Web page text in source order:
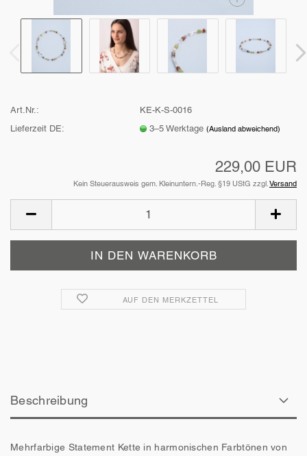
Art.Nr.:
KE-K-S-0016
Lieferzeit DE:
3–5 Werktage(Ausland abweichend)
229,00 EUR
Kein Steuerausweis gem. Kleinuntern.-Reg. §19 UStG zzgl.Versand
AUF DEN MERKZETTEL
Beschreibung
Mehrfarbige Statement Kette in harmonischen Farbtönen von